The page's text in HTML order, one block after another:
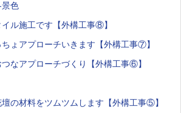
景色
ル施工です【外構工事⑧】
ょアプローチいきます【外構工事⑦】
なアプローチづくり【外構工事⑥】
の材料をツムツムします【外構工事⑤】